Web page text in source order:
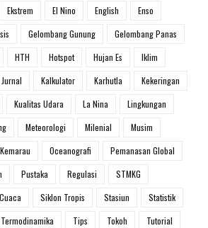
Ekstrem El Nino English
Enso
Gelombang Gunung
Gelombang Panas
HTH Hotspot Hujan Es
Iklim
Jurnal Kalkulator Karhutla
Kekeringan
Kualitas Udara La Nina
Lingkungan
Meteorologi Milenial
Musim
Oceanografi
Pemanasan Global
Pustaka Regulasi
STMKG
Siklon Tropis Stasiun
Statistik
Termodinamika Tips Tokoh
Tutorial